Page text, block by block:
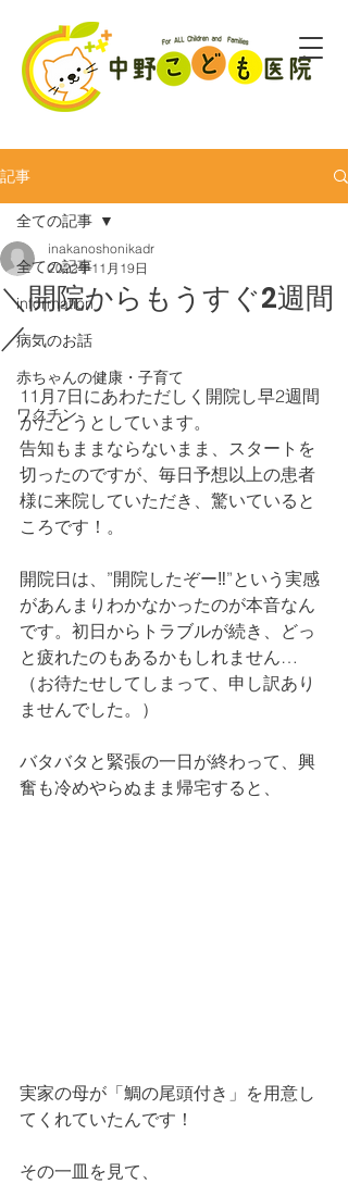
記事
全ての記事
information
病気のお話
赤ちゃんの健康・子育て
ワクチン
全ての記事
＼開院からもうすぐ2週間
／
inakanoshonikadr
2022年11月19日
11月7日にあわただしく開院し早2週間
がたとうとしています。
告知もままならないまま、スタートを
切ったのですが、毎日予想以上の患者
様に来院していただき、驚いていると
ころです！。
開院日は、”開院したぞー‼”という実感
があんまりわかなかったのが本音なん
です。初日からトラブルが続き、どっ
と疲れたのもあるかもしれません…
（お待たせしてしまって、申し訳あり
ませんでした。）
バタバタと緊張の一日が終わって、興
奮も冷めやらぬまま帰宅すると、
実家の母が「鯛の尾頭付き」を用意し
てくれていたんです！
その一皿を見て、